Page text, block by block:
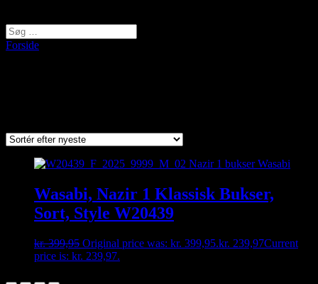
Forside
Wasabi, Nazir 1 Klassisk Bukser,
Sort, Style W20439
kr.399,95 Original price was: kr. 399,95.kr. 239,97Current
price is: kr. 239,97.